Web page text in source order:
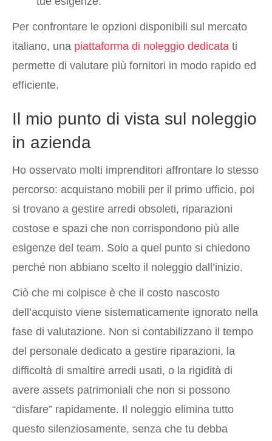
Per confrontare le opzioni disponibili sul mercato
italiano, una piattaforma di noleggio dedicata ti
permette di valutare più fornitori in modo rapido ed
efficiente.
Il mio punto di vista sul noleggio
in azienda
Ho osservato molti imprenditori affrontare lo stesso
percorso: acquistano mobili per il primo ufficio, poi
si trovano a gestire arredi obsoleti, riparazioni
costose e spazi che non corrispondono più alle
esigenze del team. Solo a quel punto si chiedono
perché non abbiano scelto il noleggio dall’inizio.
Ciò che mi colpisce è che il costo nascosto
dell’acquisto viene sistematicamente ignorato nella
fase di valutazione. Non si contabilizzano il tempo
del personale dedicato a gestire riparazioni, la
difficoltà di smaltire arredi usati, o la rigidità di
avere assets patrimoniali che non si possono
“disfare” rapidamente. Il noleggio elimina tutto
questo silenziosamente, senza che tu debba